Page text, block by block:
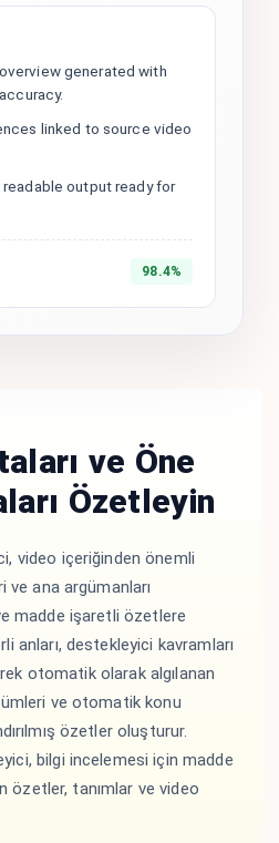
generated with
linked to source video
output ready for
98.4%
ve Öne
Özetleyin
video içeriğinden önemli
ve ana argümanları
madde işaretli özetlere
anları, destekleyici kavramları
otomatik olarak algılanan
ve otomatik konu
özetler oluşturur.
bilgi incelemesi için madde
özetler, tanımlar ve video